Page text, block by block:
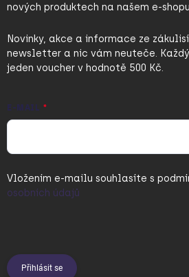
nových produktech na našem e-
Novinky, akce a informace ze
newsletter a nic vám neuteče.
jeden voucher v hodnotě 500 Kč.
E-MAIL
Vložením e-mailu souhlasíte s
osobních údajů
Přihlásit se